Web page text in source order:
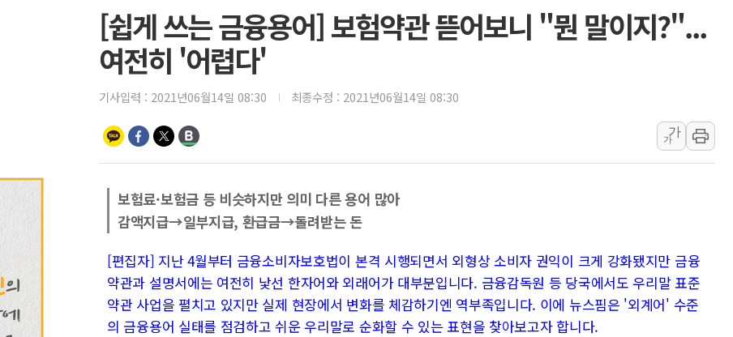
[사진] 이슬람 수니파 3개국, 공동방위협정 체결
뉴욕증시 개장 전 특징주...아틀라시안·클라
李 "해남 태양광, 대한민국 다음 100년 밑거
李 대통령, '6시간 마라톤 부동산 2차 회의' 주
남동발전, 해남군에 국내 최대 규모 400MW
[쉽게 쓰는 금융용어] 보험약관 뜯어보니 "뭔 말이지?"...
여전히 '어렵다'
기사입력 : 2021년06월14일 08:30 최종수정 : 2021년06월14일 08:30
가
가
보험료·보험금 등 비슷하지만 의미 다른 용어 많아
감액지급→일부지급, 환급금→돌려받는 돈
[편집자] 지난 4월부터 금융소비자보호법이 본격 시행되면서 외형상 소비자 권익이 크게 강화됐지만 금융
약관과 설명서에는 여전히 낯선 한자어와 외래어가 대부분입니다. 금융감독원 등 당국에서도 우리말 표준
약관 사업을 펼치고 있지만 실제 현장에서 변화를 체감하기엔 역부족입니다. 이에 뉴스핌은 '외계어' 수준
의 금융용어 실태를 점검하고 쉬운 우리말로 순화할 수 있는 표현을 찾아보고자 합니다.